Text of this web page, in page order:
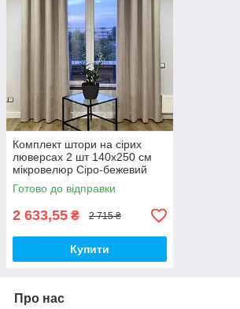
Комплект штори на сірих
люверсах 2 шт 140х250 см
мікровелюр Сіро-бежевий
Готово до відправки
2 633,55 ₴ 2 715 ₴
Купити
Про нас